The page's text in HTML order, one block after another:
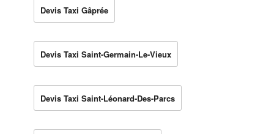
Devis Taxi Gâprée
Devis Taxi Saint-Germain-Le-Vieux
Devis Taxi Saint-Léonard-Des-Parcs